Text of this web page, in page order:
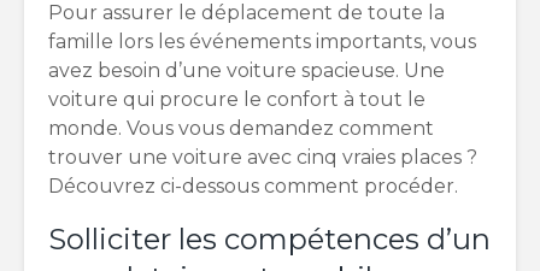
Pour assurer le déplacement de toute la
famille lors les événements importants, vous
avez besoin d’une voiture spacieuse. Une
voiture qui procure le confort à tout le
monde. Vous vous demandez comment
trouver une voiture avec cinq vraies places ?
Découvrez ci-dessous comment procéder.
Solliciter les compétences d’un